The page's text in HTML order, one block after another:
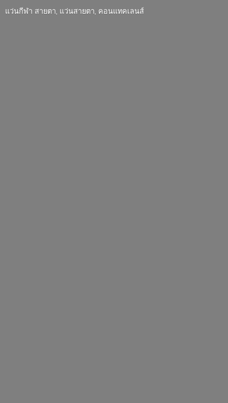
แว่นกีฬา สายตา, แว่นสายตา, คอนแทคเลนส์